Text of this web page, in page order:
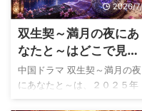
2026/
双生契～満月の夜にあ
なたと～はどこで見れ
る？あらすじ・キャス
ト・見どころを紹介
中国ドラマ 双生契～満月の夜
にあなたと～は、２０２５年
に制作された全１２話のラブ